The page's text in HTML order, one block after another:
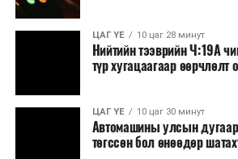
ЦАГ ҮЕ 10 цаг 28 минут
Нийтийн тээврийн Ч:19А
түр хугацаагаар өөрчлөлт
ЦАГ ҮЕ 10 цаг 30 минут
Автомашины улсын дугаар
төгссөн бол өнөөдөр